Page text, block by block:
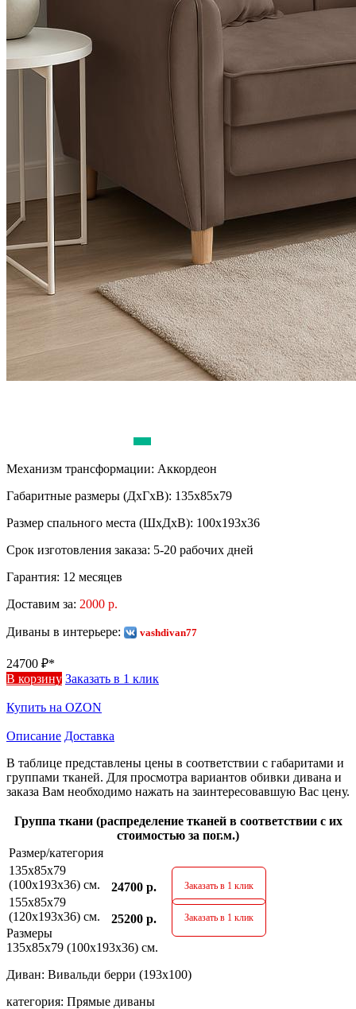
Механизм трансформации: Аккордеон
Габаритные размеры (ДхГхВ): 135х85х79
Размер спального места (ШхДхВ): 100х193х36
Срок изготовления заказа: 5-20 рабочих дней
Гарантия: 12 месяцев
Доставим за: 2000 р.
Диваны в интерьере: vashdivan77
24700 ₽*
В корзину Заказать в 1 клик
Купить на OZON
Описание Доставка
В таблице представлены цены в соответствии с габаритами и
группами тканей. Для просмотра вариантов обивки дивана и
заказа Вам необходимо нажать на заинтересовавшую Вас цену.
Группа ткани (распределение тканей в соответствии с их
стоимостью за пог.м.)
Размер/категория
135х85х79
(100х193х36) см.
24700 р. Заказать в 1 клик
155х85х79
(120х193х36) см.
25200 р. Заказать в 1 клик
Размеры
135х85х79 (100х193х36) см.
Диван: Вивальди берри (193х100)
категория: Прямые диваны